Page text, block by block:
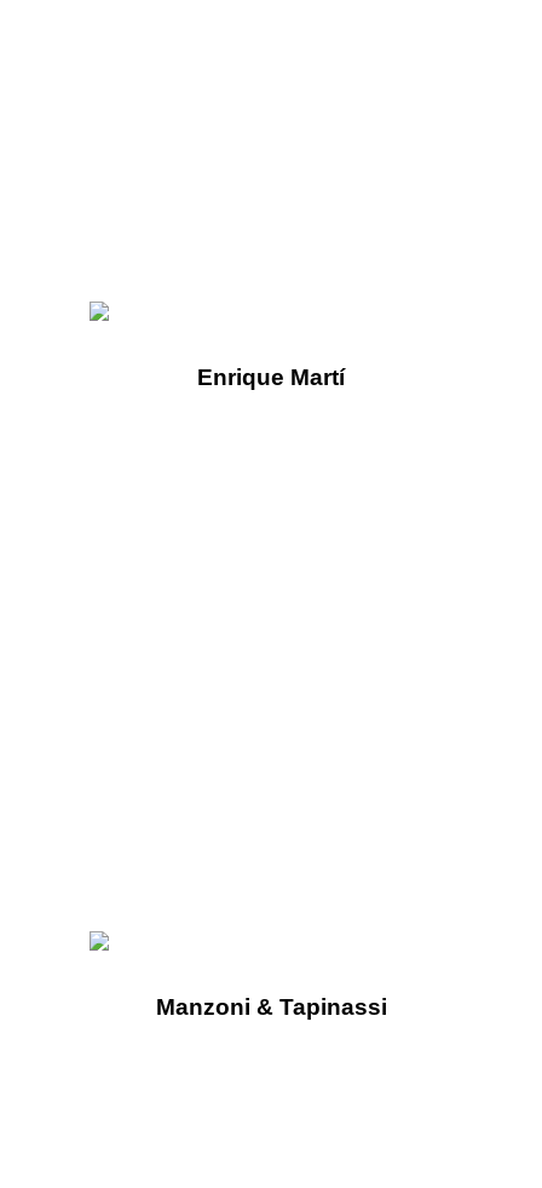
Enrique Martí
Manzoni & Tapinassi